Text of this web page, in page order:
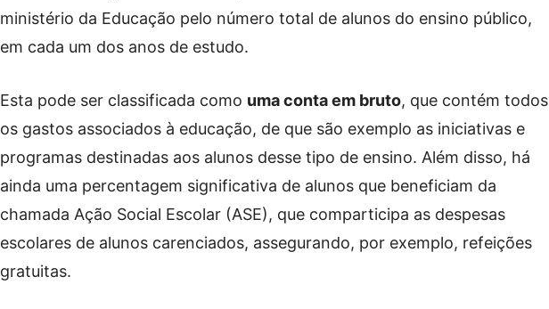
ministério da Educação pelo número total de alunos do ensino público,
em cada um dos anos de estudo.
Esta pode ser classificada como uma conta em bruto, que contém todos
os gastos associados à educação, de que são exemplo as iniciativas e
programas destinadas aos alunos desse tipo de ensino. Além disso, há
ainda uma percentagem significativa de alunos que beneficiam da
chamada Ação Social Escolar (ASE), que comparticipa as despesas
escolares de alunos carenciados, assegurando, por exemplo, refeições
gratuitas.